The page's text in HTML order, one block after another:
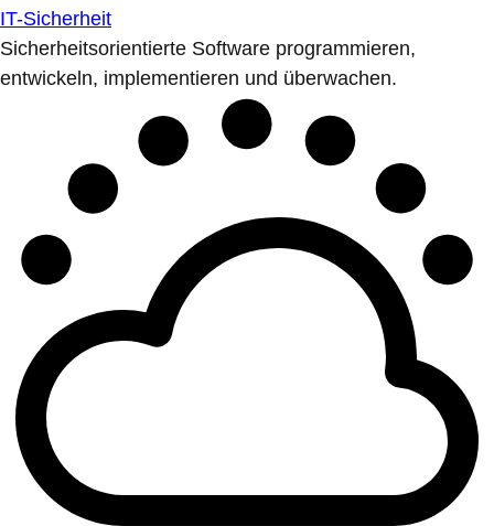
IT-Sicherheit
Sicherheitsorientierte Software programmieren,
entwickeln, implementieren und überwachen.